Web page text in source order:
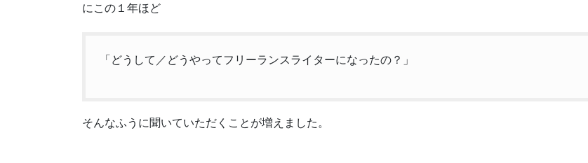
にこの１年ほど
「どうして／どうやってフリーランスライターになったの？」
そんなふうに聞いていただくことが増えました。